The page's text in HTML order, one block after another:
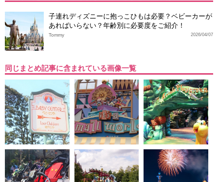
子連れディズニーに抱っこひもは必要？ベビーカーが
あればいらない？年齢別に必要度をご紹介！
2026/04/07
Tommy
同じまとめ記事に含まれている画像一覧